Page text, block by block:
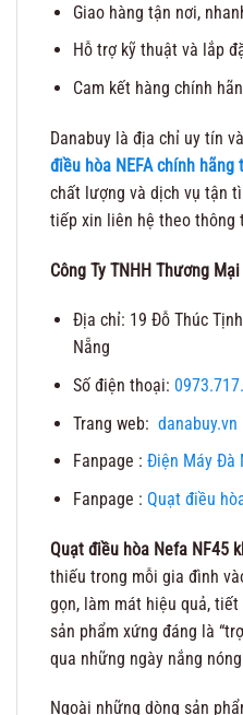
Giao hàng tận nơi,
Hỗ trợ kỹ thuật và lắp
Cam kết hàng chính
Danabuy là địa chỉ uy tín
điều hòa NEFA chính hãng
chất lượng và dịch vụ tận
tiếp xin liên hệ theo thông
Công Ty TNHH Thương
Địa chỉ: 19 Đỗ Thúc
Nẵng
Số điện thoại:
Trang web: danabuy.vn
Fanpage : Điện Máy Đà
Fanpage : Quạt điều
Quạt điều hòa Nefa NF45
thiếu trong mỗi gia đình
gọn, làm mát hiệu quả,
sản phẩm xứng đáng là
qua những ngày nắng
Ngoài những dòng sản